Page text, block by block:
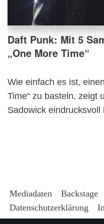
Daft Punk: Mit 5
„One More Time“
Wie einfach es ist,
Time“ zu basteln, zeigt
Sadowick eindrucksvoll
Mediadaten Backstage
Datenschutzerklärung